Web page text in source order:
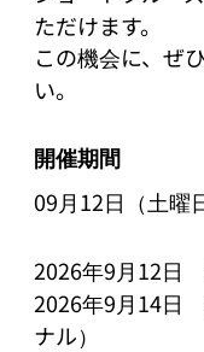
ただけます。
この機会に、ぜ
い。
開催期間
09月12日（土曜
2026年9月12日　
2026年9月14日
ナル）